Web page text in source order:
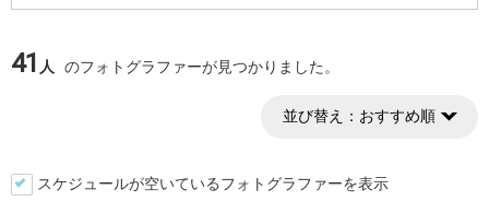
41 人 のフォトグラファーが見つかりました。
並び替え： おすすめ順
スケジュールが空いているフォトグラファーを表示